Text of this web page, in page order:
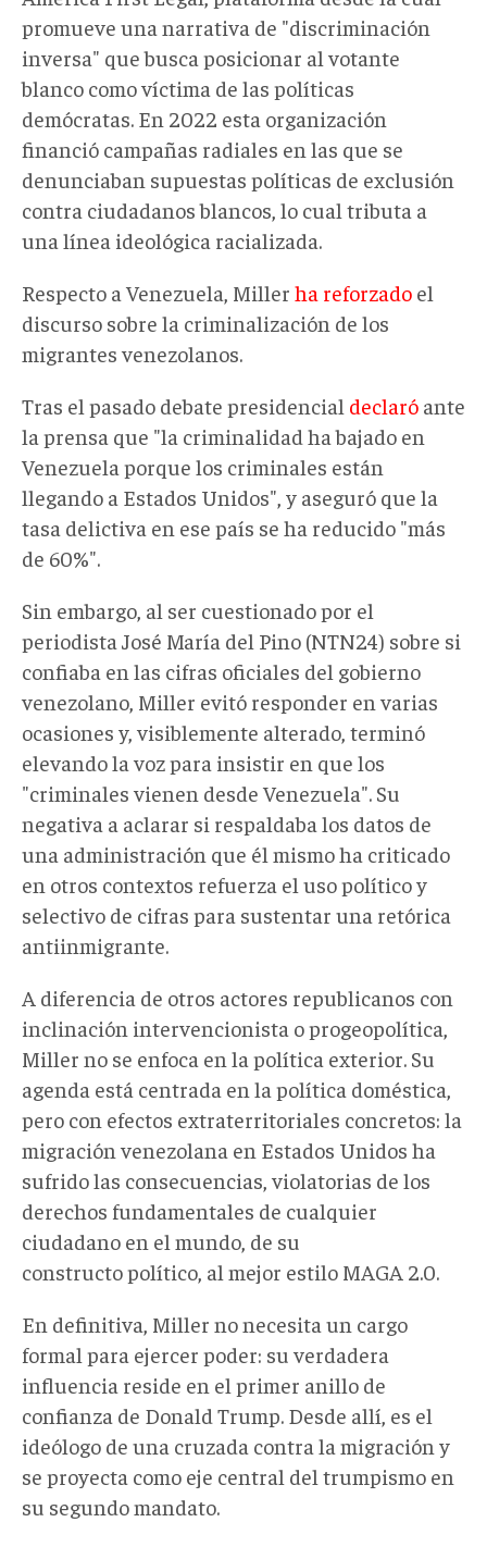
promueve una narrativa de "discriminación
inversa" que busca posicionar al votante
blanco como víctima de las políticas
demócratas. En 2022 esta organización
financió campañas radiales en las que se
denunciaban supuestas políticas de exclusión
contra ciudadanos blancos, lo cual tributa a
una línea ideológica racializada.
Respecto a Venezuela, Miller ha reforzado el
discurso sobre la criminalización de los
migrantes venezolanos.
Tras el pasado debate presidencial declaró ante
la prensa que "la criminalidad ha bajado en
Venezuela porque los criminales están
llegando a Estados Unidos", y aseguró que la
tasa delictiva en ese país se ha reducido "más
de 60%".
Sin embargo, al ser cuestionado por el
periodista José María del Pino (NTN24) sobre si
confiaba en las cifras oficiales del gobierno
venezolano, Miller evitó responder en varias
ocasiones y, visiblemente alterado, terminó
elevando la voz para insistir en que los
"criminales vienen desde Venezuela". Su
negativa a aclarar si respaldaba los datos de
una administración que él mismo ha criticado
en otros contextos refuerza el uso político y
selectivo de cifras para sustentar una retórica
antiinmigrante.
A diferencia de otros actores republicanos con
inclinación intervencionista o progeopolítica,
Miller no se enfoca en la política exterior. Su
agenda está centrada en la política doméstica,
pero con efectos extraterritoriales concretos: la
migración venezolana en Estados Unidos ha
sufrido las consecuencias, violatorias de los
derechos fundamentales de cualquier
ciudadano en el mundo, de su
constructo político, al mejor estilo MAGA 2.0.
En definitiva, Miller no necesita un cargo
formal para ejercer poder: su verdadera
influencia reside en el primer anillo de
confianza de Donald Trump. Desde allí, es el
ideólogo de una cruzada contra la migración y
se proyecta como eje central del trumpismo en
su segundo mandato.